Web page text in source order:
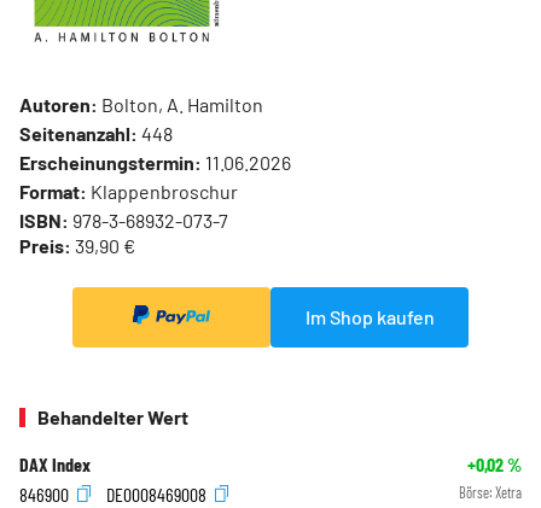
Autoren: Bolton, A. Hamilton
Seitenanzahl: 448
Erscheinungstermin: 11.06.2026
Format: Klappenbroschur
ISBN: 978-3-68932-073-7
Preis: 39,90 €
Im Shop kaufen
Behandelter Wert
DAX Index +0,02%
846900
DE0008469008 Börse: Xetra